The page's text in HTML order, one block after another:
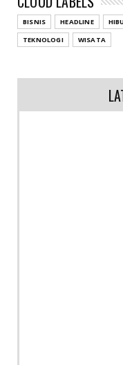
BISNIS HEADLINE
TEKNOLOGI
WISATA